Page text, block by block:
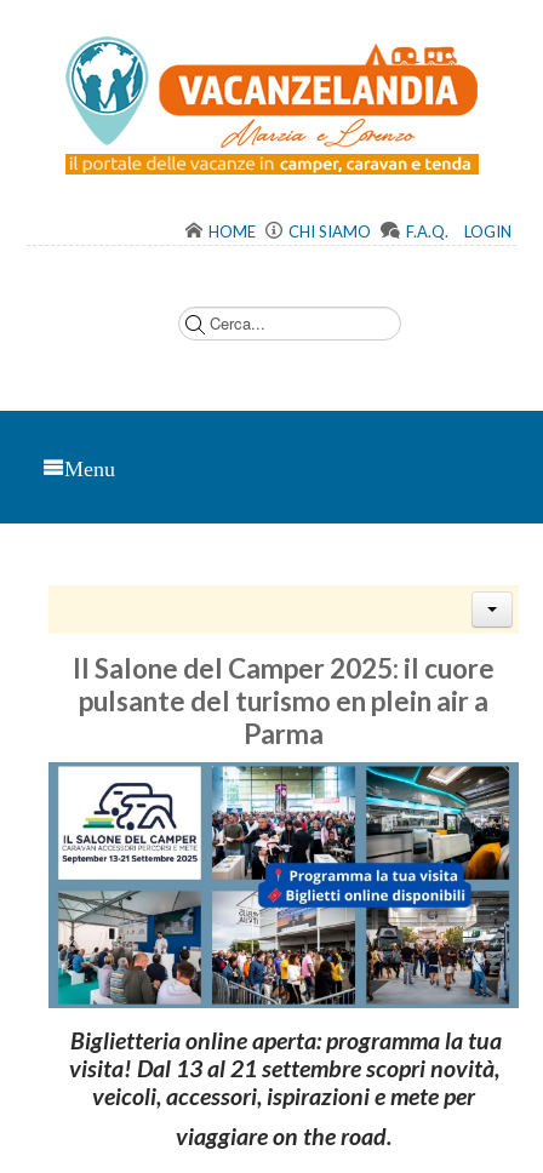
HOME CHI SIAMO F.A.Q. LOGIN
Menu
Il Salone del Camper 2025: il cuore
pulsante del turismo en plein air a
Parma
Biglietteria online aperta: programma la tua
visita! Dal 13 al 21 settembre scopri novità,
veicoli, accessori, ispirazioni e mete per
viaggiare on the road.